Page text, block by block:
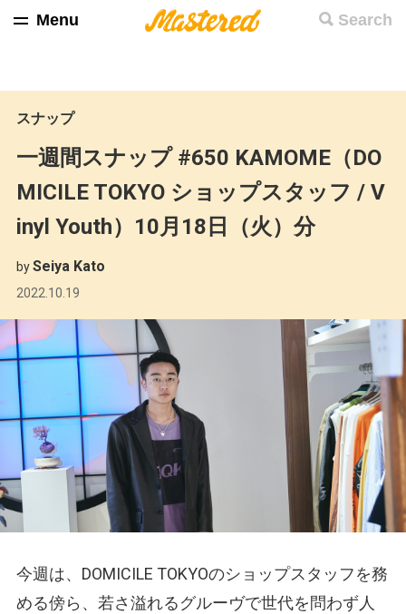
Search
Menu
スナップ
一週間スナップ #650 KAMOME（DO
MICILE TOKYO ショップスタッフ / V
inyl Youth）10月18日（火）分
bySeiya Kato
2022.10.19
今週は、DOMICILE TOKYOのショップスタッフを務
める傍ら、若さ溢れるグルーヴで世代を問わず人